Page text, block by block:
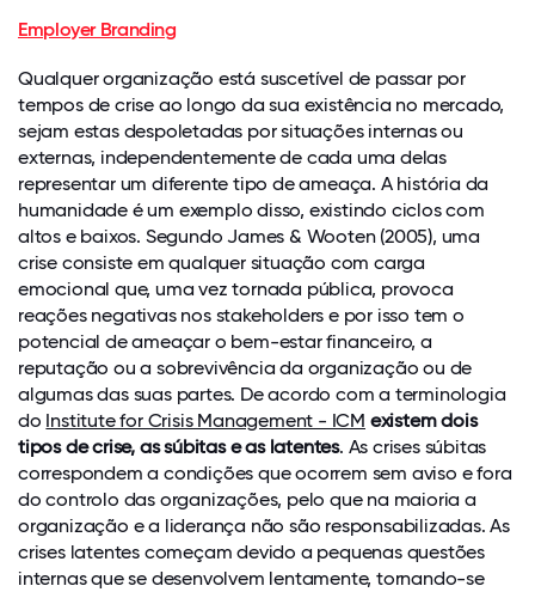
Employer Branding
Qualquer organização está suscetível de passar por
tempos de crise ao longo da sua existência no mercado,
sejam estas despoletadas por situações internas ou
externas, independentemente de cada uma delas
representar um diferente tipo de ameaça. A história da
humanidade é um exemplo disso, existindo ciclos com
altos e baixos. Segundo James & Wooten (2005), uma
crise consiste em qualquer situação com carga
emocional que, uma vez tornada pública, provoca
reações negativas nos stakeholders e por isso tem o
potencial de ameaçar o bem-estar financeiro, a
reputação ou a sobrevivência da organização ou de
algumas das suas partes. De acordo com a terminologia
do Institute for Crisis Management - ICM existem dois
tipos de crise, as súbitas e as latentes. As crises súbitas
correspondem a condições que ocorrem sem aviso e fora
do controlo das organizações, pelo que na maioria a
organização e a liderança não são responsabilizadas. As
crises latentes começam devido a pequenas questões
internas que se desenvolvem lentamente, tornando-se
um
negócio
sucesso,
alguém,
algum
dia,
teve
que
tomar
uma
atitude